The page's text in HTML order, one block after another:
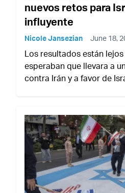
nuevos retos para
influyente
Nicole Jansezian June 18,
Los resultados están
esperaban que llevara a
contra Irán y a favor de